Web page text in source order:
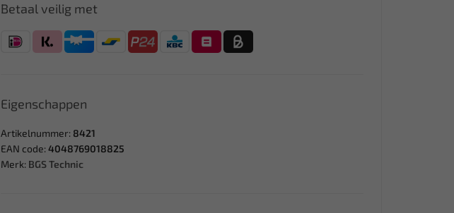
Betaal veilig met
Eigenschappen
Artikelnummer: 8421
EAN code: 4048769018825
Merk: BGS Technic